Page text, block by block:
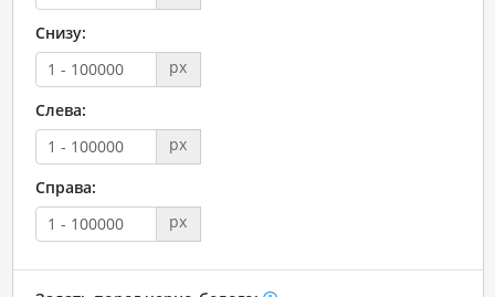
Снизу:
px
Слева:
px
Справа:
px